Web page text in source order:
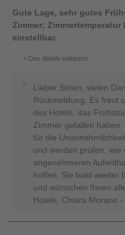
Gute Lage, sehr gutes
Zimmer;
einstellbar.
Des détails indiquent
Lieber Sören, vielen
Rückmeldung. Es freut
des Hotels, das
Zimmer gefallen
für die
und werden prüfen, wie
angenehmeren
hoffen, Sie bald wieder
und wünschen Ihnen
Hotels, Chiara Morano